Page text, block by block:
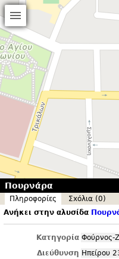
Πουρνάρα
Πληροφορίες
Σxόλια (0)
Ανήκει στην αλυσίδα
Κατηγορία Φούρνος-
Διεύθυνση Ηπείρου